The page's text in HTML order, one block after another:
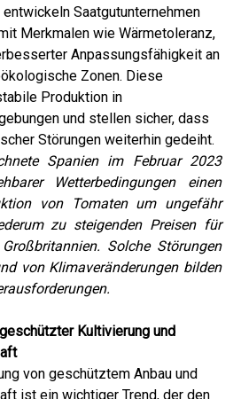
Saatgutunternehmen
Merkmalen wie Wärmetoleranz,
Anpassungsfähigkeit an
Zonen. Diese
Produktion in
und stellen sicher, dass
Störungen weiterhin gedeiht.
Spanien im Februar 2023
Wetterbedingungen einen
von Tomaten um ungefähr
zu steigenden Preisen für
Solche Störungen
von Klimaveränderungen bilden
Kultivierung und
von geschütztem Anbau und
ist ein wichtiger Trend, der den